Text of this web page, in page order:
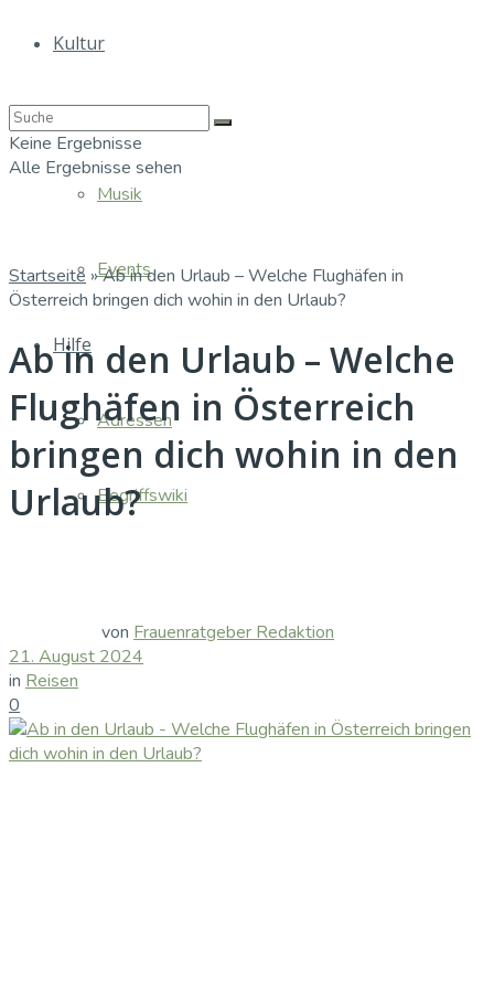
Kultur
Musik
Events
Hilfe
Adressen
Begriffswiki
Keine Ergebnisse
Alle Ergebnisse sehen
Startseite »Ab in den Urlaub – Welche Flughäfen in
Österreich bringen dich wohin in den Urlaub?
Ab in den Urlaub – Welche
Flughäfen in Österreich
bringen dich wohin in den
Urlaub?
von Frauenratgeber Redaktion
21. August 2024
in Reisen
0